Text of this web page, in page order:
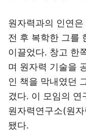
원자력과의 인연
전 후 복학한 그를
이끌었다. 창고 한
며 원자력 기술을
인 책을 막내였던
겼다. 이 모임의
원자력연구소(원
됐다.